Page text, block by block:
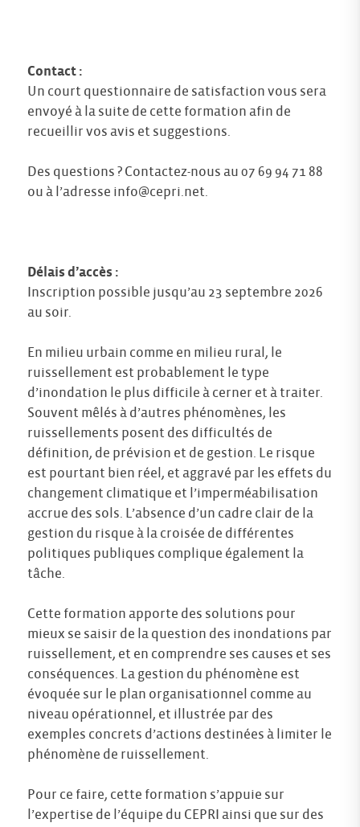
Contact :
Un court questionnaire de satisfaction vous sera
envoyé à la suite de cette formation afin de
recueillir vos avis et suggestions.
Des questions ? Contactez-nous au 07 69 94 71 88
ou à l’adresse info@cepri.net.
Délais d’accès :
Inscription possible jusqu’au 23 septembre 2026
au soir.
En milieu urbain comme en milieu rural, le
ruissellement est probablement le type
d’inondation le plus difficile à cerner et à traiter.
Souvent mêlés à d’autres phénomènes, les
ruissellements posent des difficultés de
définition, de prévision et de gestion. Le risque
est pourtant bien réel, et aggravé par les effets du
changement climatique et l’imperméabilisation
accrue des sols. L’absence d’un cadre clair de la
gestion du risque à la croisée de différentes
politiques publiques complique également la
tâche.
Cette formation apporte des solutions pour
mieux se saisir de la question des inondations par
ruissellement, et en comprendre ses causes et ses
conséquences. La gestion du phénomène est
évoquée sur le plan organisationnel comme au
niveau opérationnel, et illustrée par des
exemples concrets d’actions destinées à limiter le
phénomène de ruissellement.
Pour ce faire, cette formation s’appuie sur
l’expertise de l’équipe du CEPRI ainsi que sur des